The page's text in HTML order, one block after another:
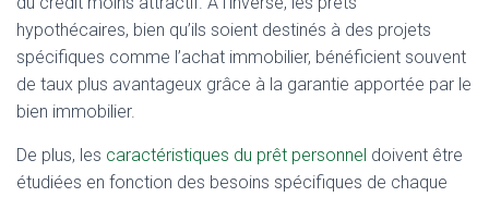
hypothécaires, bien qu’ils soient destinés à des projets
spécifiques comme l’achat immobilier, bénéficient souvent
de taux plus avantageux grâce à la garantie apportée par le
bien immobilier.
De plus, les caractéristiques du prêt personnel doivent être
étudiées en fonction des besoins spécifiques de chaque